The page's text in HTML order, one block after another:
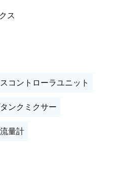
ス
コントローラユニット
ンクミクサー
流量計